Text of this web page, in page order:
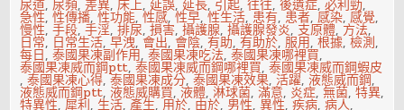
尿道,尿頻,差異,床上,延誤,延長, 引起,往往,後遺症,必利勁,
急性,性傳播,性功能,性感,性早,性生活, 患有, 患者,感染,感覺,
慢性,手段,手淫,排尿,損害,攝護腺,攝護腺發炎, 支原體, 方法,
日常, 日常生活,早洩, 會出, 會陰,有助,有助於,服用,根據,檢測,
每日,泰國果凍副作用,泰國果凍吃法,泰國果凍哪裡買,
泰國果凍威而鋼ptt,泰國果凍威而鋼哪裡買,泰國果凍威而鋼蝦皮
,泰國果凍心得,泰國果凍成分,泰國果凍效果,活躍,液態威而鋼,
液態威而鋼ptt,液態威購買,液體,淋球菌,滿意, 炎症,無菌,特異,
特異性,犀利,生活,產生, 用於, 由於, 男性,異性,疾病,病人,